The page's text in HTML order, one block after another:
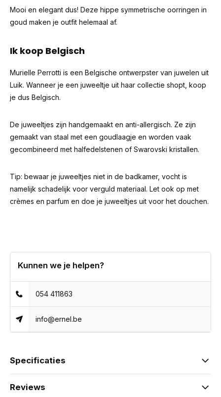
Mooi en elegant dus! Deze hippe symmetrische oorringen in
goud maken je outfit helemaal af.
Ik koop Belgisch
Murielle Perrotti is een Belgische ontwerpster van juwelen uit
Luik. Wanneer je een juweeltje uit haar collectie shopt, koop
je dus Belgisch.
De juweeltjes zijn handgemaakt en anti-allergisch. Ze zijn
gemaakt van staal met een goudlaagje en worden vaak
gecombineerd met halfedelstenen of Swarovski kristallen.
Tip: bewaar je juweeltjes niet in de badkamer, vocht is
namelijk schadelijk voor verguld materiaal. Let ook op met
crèmes en parfum en doe je juweeltjes uit voor het douchen.
Kunnen we je helpen?
054 411863
info@ernel.be
Specificaties
Reviews